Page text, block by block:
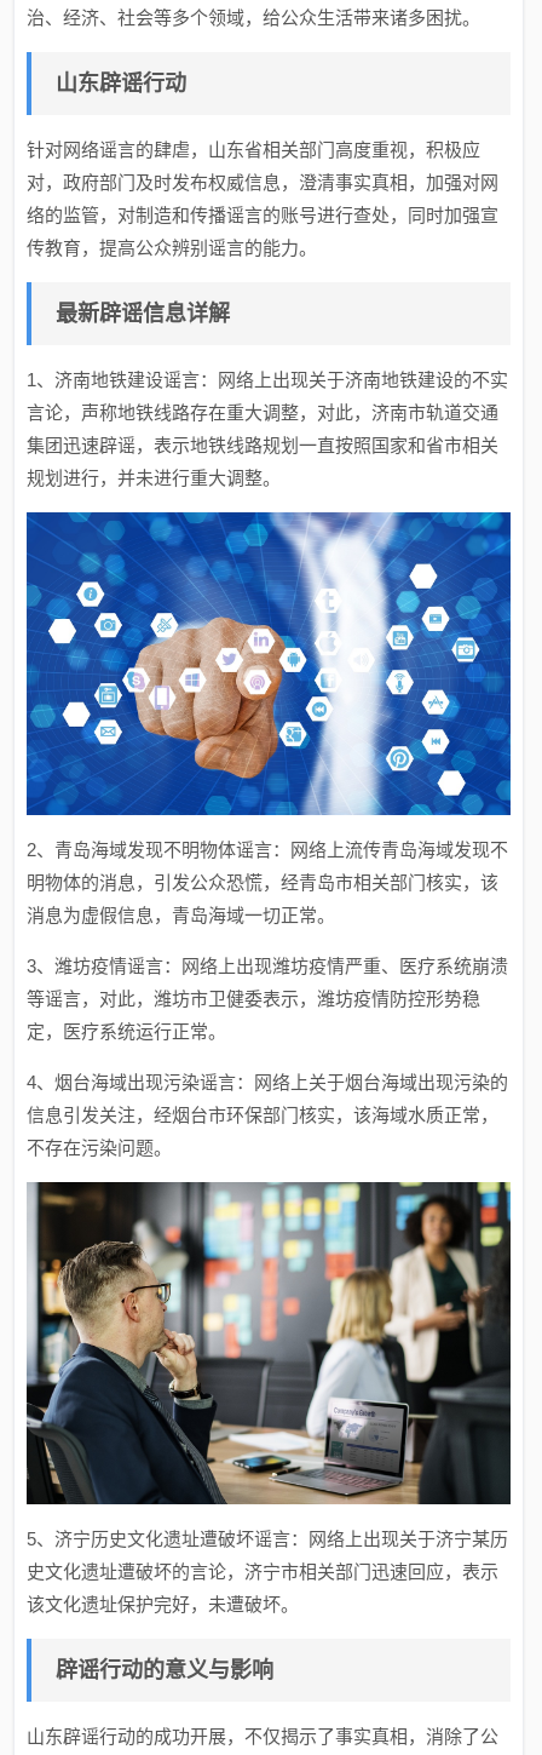
治、经济、社会等多个领域，给公众生活带来诸多困扰。
山东辟谣行动
针对网络谣言的肆虐，山东省相关部门高度重视，积极应
对，政府部门及时发布权威信息，澄清事实真相，加强对网
络的监管，对制造和传播谣言的账号进行查处，同时加强宣
传教育，提高公众辨别谣言的能力。
最新辟谣信息详解
1、济南地铁建设谣言：网络上出现关于济南地铁建设的不实
言论，声称地铁线路存在重大调整，对此，济南市轨道交通
集团迅速辟谣，表示地铁线路规划一直按照国家和省市相关
规划进行，并未进行重大调整。
2、青岛海域发现不明物体谣言：网络上流传青岛海域发现不
明物体的消息，引发公众恐慌，经青岛市相关部门核实，该
消息为虚假信息，青岛海域一切正常。
3、潍坊疫情谣言：网络上出现潍坊疫情严重、医疗系统崩溃
等谣言，对此，潍坊市卫健委表示，潍坊疫情防控形势稳
定，医疗系统运行正常。
4、烟台海域出现污染谣言：网络上关于烟台海域出现污染的
信息引发关注，经烟台市环保部门核实，该海域水质正常，
不存在污染问题。
5、济宁历史文化遗址遭破坏谣言：网络上出现关于济宁某历
史文化遗址遭破坏的言论，济宁市相关部门迅速回应，表示
该文化遗址保护完好，未遭破坏。
辟谣行动的意义与影响
山东辟谣行动的成功开展，不仅揭示了事实真相，消除了公